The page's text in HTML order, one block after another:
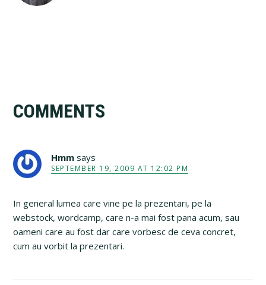
Interactions
COMMENTS
Hmm says
SEPTEMBER 19, 2009 AT 12:02 PM
In general lumea care vine pe la prezentari, pe la
webstock, wordcamp, care n-a mai fost pana acum, sau
oameni care au fost dar care vorbesc de ceva concret,
cum au vorbit la prezentari.